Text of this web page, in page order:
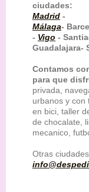
ciudades:
Madrid -
Málaga-
- Vigo -
Guadalajara-
Contamos
para que
privada,
urbanos y con
en bici, taller
de chocalate ,
mecanico,
Otras